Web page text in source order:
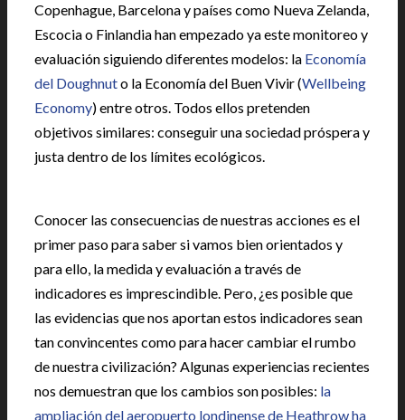
Copenhague, Barcelona y países como Nueva Zelanda,
Escocia o Finlandia han empezado ya este monitoreo y
evaluación siguiendo diferentes modelos: la Economía
del Doughnuto la Economía del Buen Vivir (Wellbeing
Economy) entre otros. Todos ellos pretenden
objetivos similares: conseguir una sociedad próspera y
justa dentro de los límites ecológicos.
Conocer las consecuencias de nuestras acciones es el
primer paso para saber si vamos bien orientados y
para ello, la medida y evaluación a través de
indicadores es imprescindible. Pero, ¿es posible que
las evidencias que nos aportan estos indicadores sean
tan convincentes como para hacer cambiar el rumbo
de nuestra civilización? Algunas experiencias recientes
nos demuestran que los cambios son posibles: la
ampliación del aeropuerto londinense de Heathrow ha